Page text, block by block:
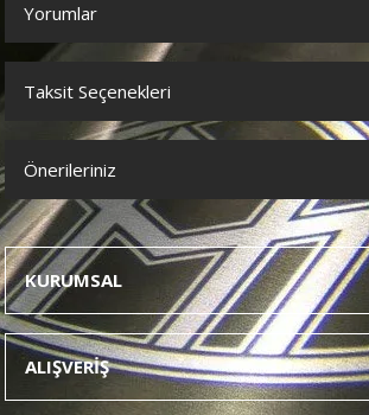
Yorumlar
Bu ürüne ilk yorumu siz yapın!
Taksit Seçenekleri
Önerileriniz
Bu ürünün fiyat bilgisi, resim, ürün
konularda yetersiz gördüğünüz noktaları öneri
tarafımıza iletebilirsiniz.
Görüş ve önerileriniz için teşekkür ederiz.
Ürün resmi kalitesiz, bozuk veya
Ürün açıklamasında eksik bilgiler bulunuyor.
KURUMSAL
ALIŞVERİŞ